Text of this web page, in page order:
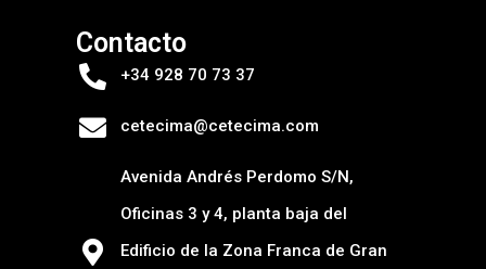
Contacto
+34 928 70 73 37
cetecima@cetecima.com
Avenida Andrés Perdomo S/N,
Oficinas 3 y 4, planta baja del
Edificio de la Zona Franca de Gran